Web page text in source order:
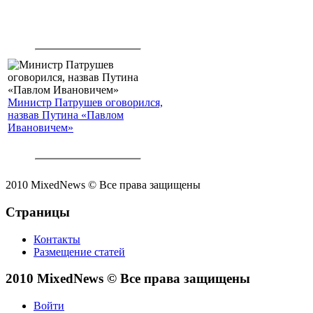
Министр Патрушев оговорился,
назвав Путина «Павлом
Ивановичем»
2010 MixedNews © Все права защищены
Страницы
Контакты
Размещение статей
2010 MixedNews © Все права защищены
Войти